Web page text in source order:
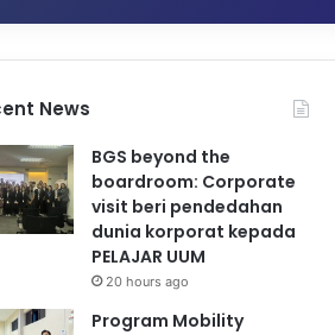
News
BGS beyond the
boardroom: Corporate
visit beri pendedahan
dunia korporat kepada
PELAJAR UUM
20 hours ago
Program Mobility